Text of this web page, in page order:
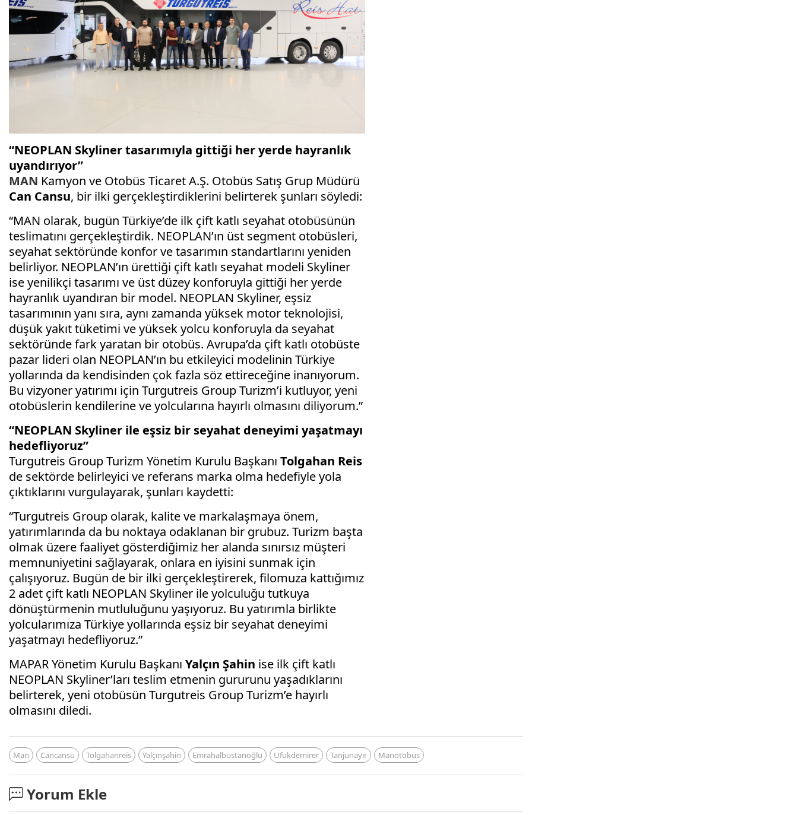
“NEOPLAN Skyliner tasarımıyla gittiği her yerde hayranlık
uyandırıyor”
MAN Kamyon ve Otobüs Ticaret A.Ş. Otobüs Satış Grup Müdürü
Can Cansu, bir ilki gerçekleştirdiklerini belirterek şunları söyledi:
“MAN olarak, bugün Türkiye’de ilk çift katlı seyahat otobüsünün
teslimatını gerçekleştirdik. NEOPLAN’ın üst segment otobüsleri,
seyahat sektöründe konfor ve tasarımın standartlarını yeniden
belirliyor. NEOPLAN’ın ürettiği çift katlı seyahat modeli Skyliner
ise yenilikçi tasarımı ve üst düzey konforuyla gittiği her yerde
hayranlık uyandıran bir model. NEOPLAN Skyliner, eşsiz
tasarımının yanı sıra, aynı zamanda yüksek motor teknolojisi,
düşük yakıt tüketimi ve yüksek yolcu konforuyla da seyahat
sektöründe fark yaratan bir otobüs. Avrupa’da çift katlı otobüste
pazar lideri olan NEOPLAN’ın bu etkileyici modelinin Türkiye
yollarında da kendisinden çok fazla söz ettireceğine inanıyorum.
Bu vizyoner yatırımı için Turgutreis Group Turizm’i kutluyor, yeni
otobüslerin kendilerine ve yolcularına hayırlı olmasını diliyorum.”
“NEOPLAN Skyliner ile eşsiz bir seyahat deneyimi yaşatmayı
hedefliyoruz”
Turgutreis Group Turizm Yönetim Kurulu Başkanı Tolgahan Reis
de sektörde belirleyici ve referans marka olma hedefiyle yola
çıktıklarını vurgulayarak, şunları kaydetti:
“Turgutreis Group olarak, kalite ve markalaşmaya önem,
yatırımlarında da bu noktaya odaklanan bir grubuz. Turizm başta
olmak üzere faaliyet gösterdiğimiz her alanda sınırsız müşteri
memnuniyetini sağlayarak, onlara en iyisini sunmak için
çalışıyoruz. Bugün de bir ilki gerçekleştirerek, filomuza kattığımız
2 adet çift katlı NEOPLAN Skyliner ile yolculuğu tutkuya
dönüştürmenin mutluluğunu yaşıyoruz. Bu yatırımla birlikte
yolcularımıza Türkiye yollarında eşsiz bir seyahat deneyimi
yaşatmayı hedefliyoruz.”
MAPAR Yönetim Kurulu Başkanı Yalçın Şahin ise ilk çift katlı
NEOPLAN Skyliner’ları teslim etmenin gururunu yaşadıklarını
belirterek, yeni otobüsün Turgutreis Group Turizm’e hayırlı
olmasını diledi.
Man Cancansu Tolgahanreis Yalçınşahin Emrahalbustanoğlu Ufukdemirer Tanjunayır Manotobüs
Yorum Ekle